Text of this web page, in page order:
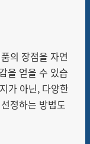
의 장점을 자연
을 얻을 수 있습
가 아닌, 다양한
정하는 방법도